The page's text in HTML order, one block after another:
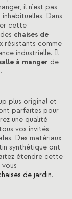
il n'est pas
Dans
cette
chaises de
résistants comme
industrielle. Il
à manger de
plus original et
parfaites pour
une qualité
vos invités
Des matériaux
synthétique ont
étendre cette
de jardin.